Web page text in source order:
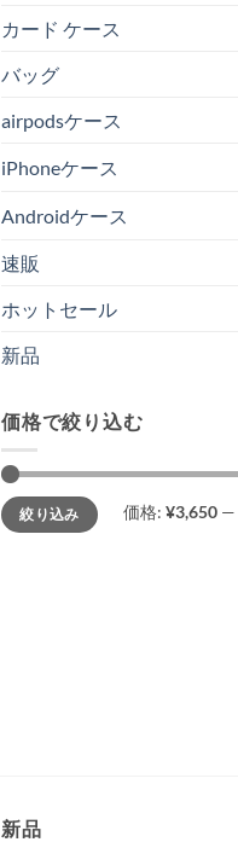
カード ケース
バッグ
airpodsケース
iPhoneケース
Androidケース
速販
ホットセール
新品
価格で絞り込む
最
低
価
最
高
価
絞り込み 価格: ¥3,650 —
新品